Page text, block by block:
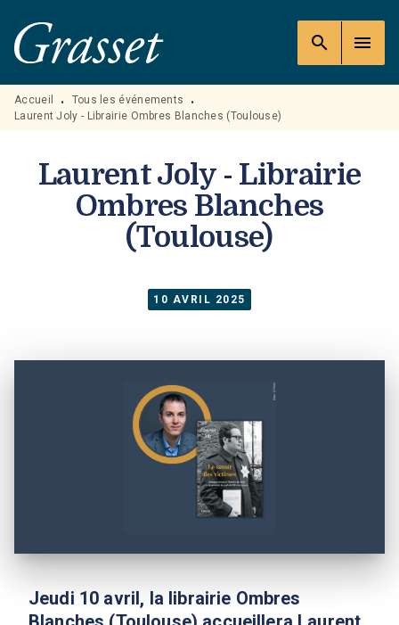
MENU RECHERCHE
PIED DE PAGE
search menu
Accueil • Tous les événements
•
Laurent Joly - Librairie Ombres Blanches (Toulouse)
Laurent Joly - Librairie
Ombres Blanches
(Toulouse)
10 AVRIL 2025
Jeudi 10 avril, la librairie Ombres